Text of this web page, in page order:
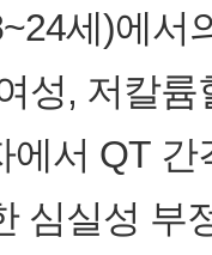
세)에서
성, 저칼
서 QT
심실성 부